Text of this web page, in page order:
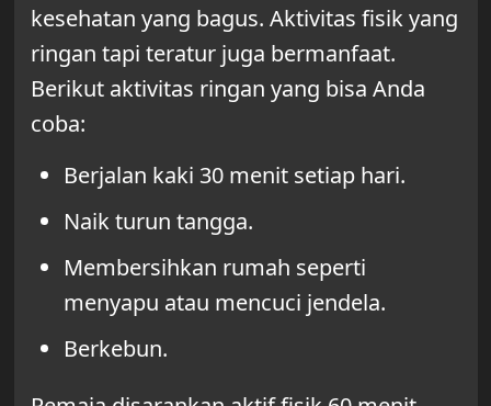
kesehatan yang bagus. Aktivitas fisik yang
ringan tapi teratur juga bermanfaat.
Berikut aktivitas ringan yang bisa Anda
coba:
Berjalan kaki 30 menit setiap hari.
Naik turun tangga.
Membersihkan rumah seperti
menyapu atau mencuci jendela.
Berkebun.